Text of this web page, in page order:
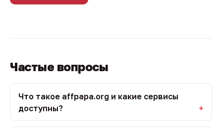
Частые вопросы
Что такое affpapa.org и какие сервисы
доступны?